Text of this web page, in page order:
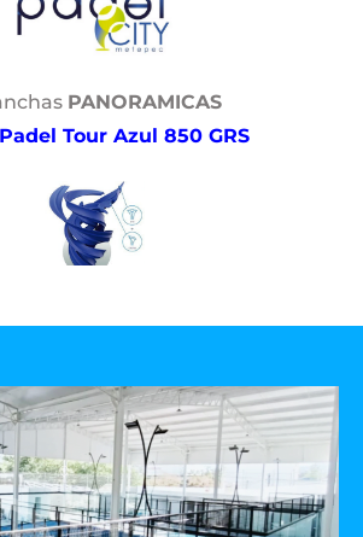
PANORAMICAS
Padel Tour Azul 850 GRS